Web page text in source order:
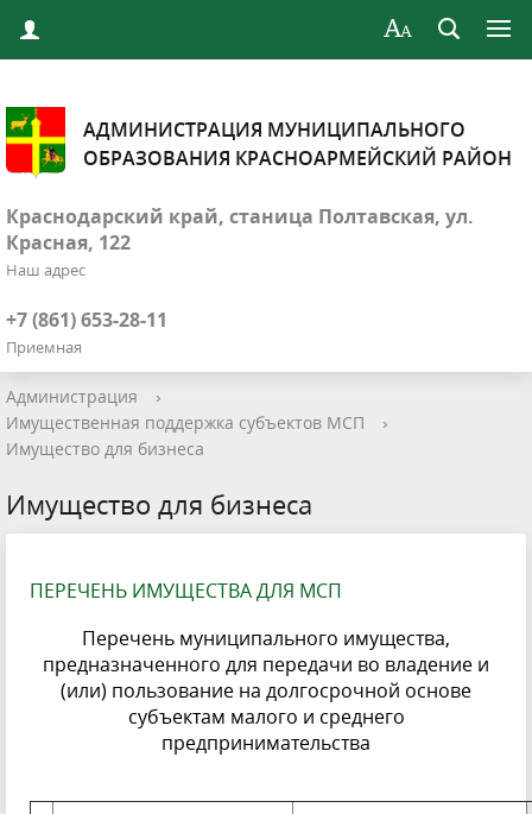
АДМИНИСТРАЦИЯ МУНИЦИПАЛЬНОГО
ОБРАЗОВАНИЯ КРАСНОАРМЕЙСКИЙ РАЙОН
Краснодарский край, станица Полтавская, ул.
Красная, 122
Наш адрес
+7 (861) 653-28-11
Приемная
Администрация
›
Имущественная поддержка субъектов МСП
›
Имущество для бизнеса
Имущество для бизнеса
ПЕРЕЧЕНЬ ИМУЩЕСТВА ДЛЯ МСП
Перечень муниципального имущества,
предназначенного для передачи во владение и
(или) пользование на долгосрочной основе
субъектам малого и среднего
предпринимательства